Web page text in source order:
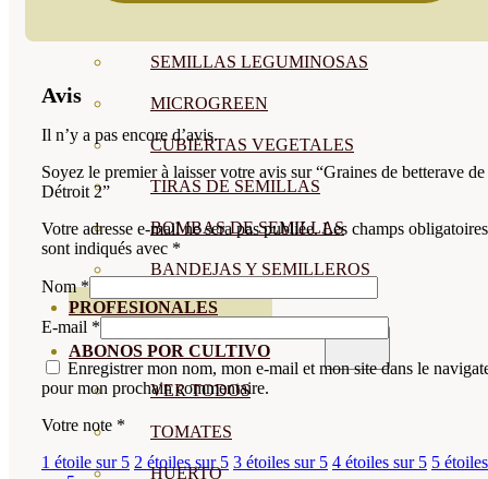
SEMILLAS LEGUMINOSAS
MICROGREEN
CUBIERTAS VEGETALES
TIRAS DE SEMILLAS
BOMBAS DE SEMILLAS
BANDEJAS Y SEMILLEROS
PROFESIONALES
ABONOS POR CULTIVO
VER TODOS
TOMATES
HUERTO
Avis
Il n’y a pas encore d’avis.
Soyez le premier à laisser votre avis sur “Graines de betterave de
Détroit 2”
Votre adresse e-mail ne sera pas publiée. Les champs obligatoires
sont indiqués avec *
Nom*
E-mail *
Enregistrer mon nom, mon e-mail et mon site dans le
pour mon prochain commentaire.
Votre note *
1 étoile sur 5 2 étoiles sur 5 3 étoiles sur 5 4 étoiles sur 5 5 étoiles